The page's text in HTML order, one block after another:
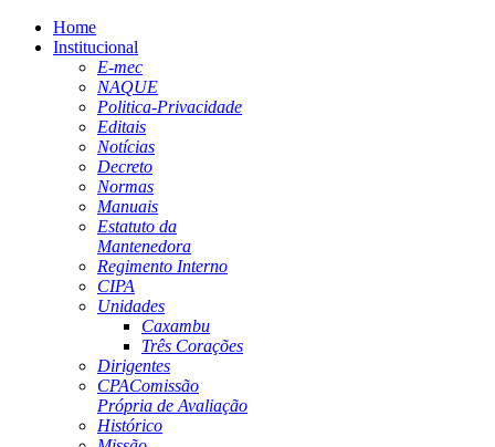
Home
Institucional
E-mec
NAQUE
Politica-Privacidade
Editais
Notícias
Decreto
Normas
Manuais
Estatuto da
Mantenedora
Regimento Interno
CIPA
Unidades
Caxambu
Três Corações
Dirigentes
CPAComissão
Própria de Avaliação
Histórico